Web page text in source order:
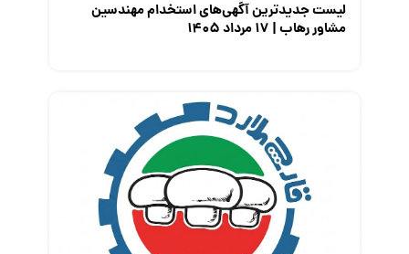
لیست جدیدترین آگهی‌های استخدام مهندسین
مشاور رهاب | ۱۷ مرداد ۱۴۰۵